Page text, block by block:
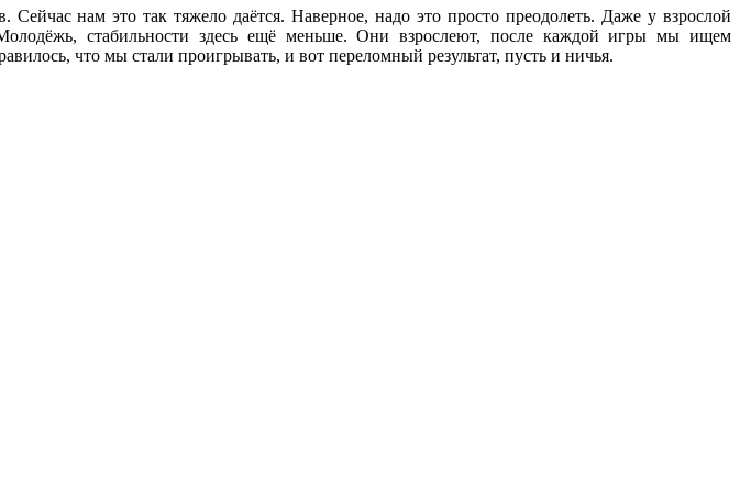
нам это так тяжело даётся. Наверное, надо это просто преодолеть. Даже у взрослой
стабильности здесь ещё меньше. Они взрослеют, после каждой игры мы ищем
что мы стали проигрывать, и вот переломный результат, пусть и ничья.